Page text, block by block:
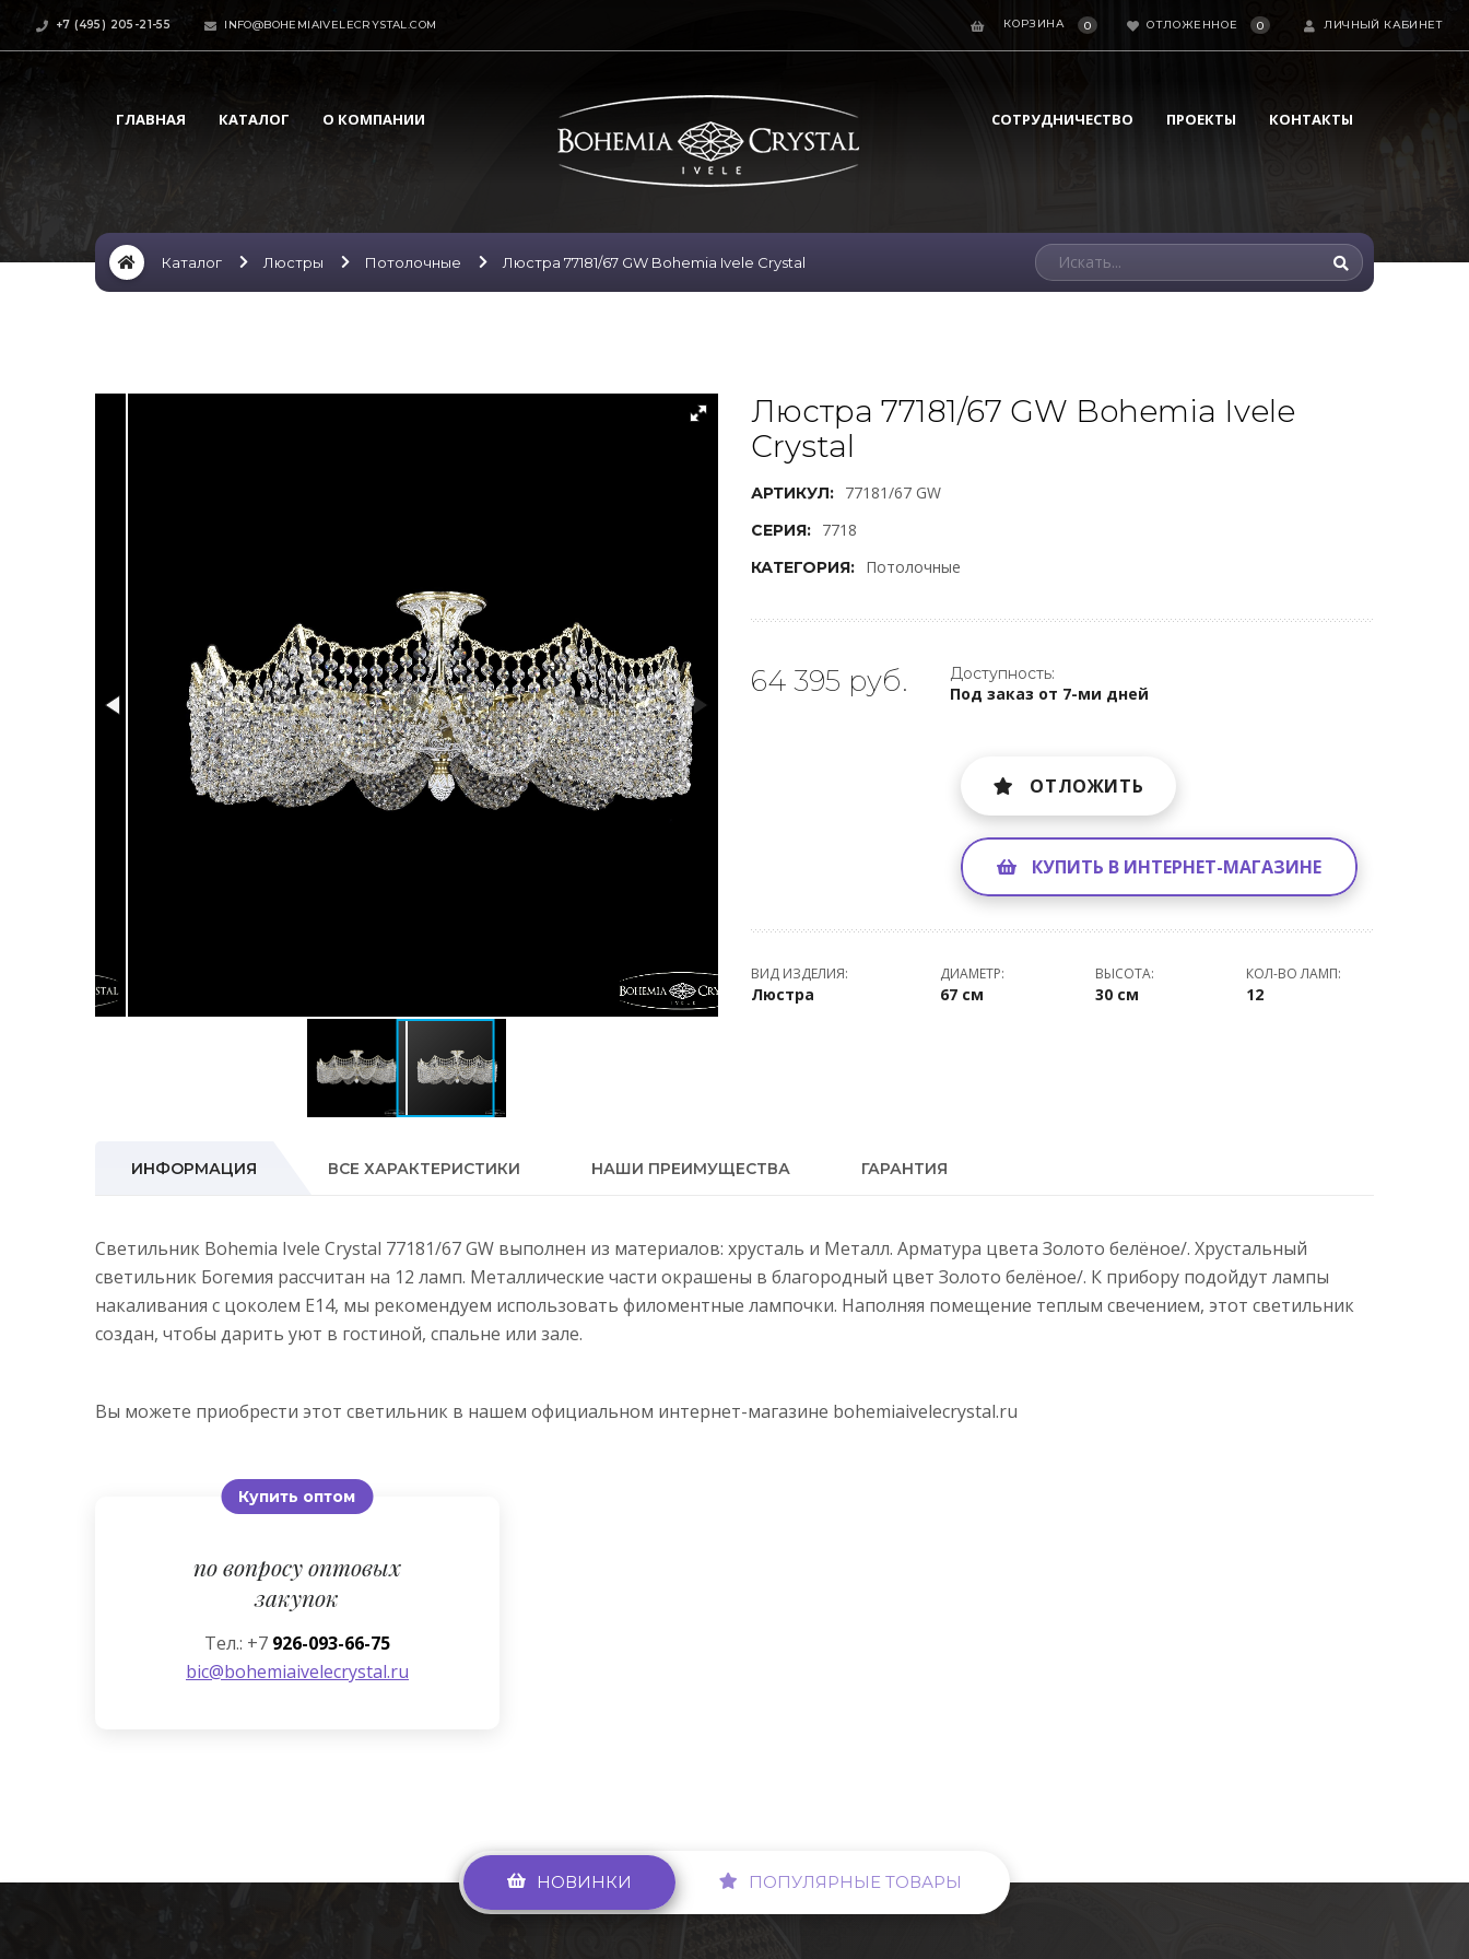
+7 (495) 205-21-55 INFO@BOHEMIAIVELECRYSTAL.COM КОРЗИНА 0 ОТЛОЖЕННОЕ 0 ЛИЧНЫЙ КАБИНЕТ
ГЛАВНАЯ КАТАЛОГ О КОМПАНИИ СОТРУДНИЧЕСТВО ПРОЕКТЫ КОНТАКТЫ
Каталог Люстры Потолочные Люстра 77181/67 GW Bohemia Ivele Crystal
Люстра 77181/67 GW Bohemia Ivele
Crystal
АРТИКУЛ: 77181/67 GW
СЕРИЯ: 7718
КАТЕГОРИЯ: Потолочные
64 395 руб. Доступность:
Под заказ от 7-ми дней
ОТЛОЖИТЬ
КУПИТЬ В ИНТЕРНЕТ-МАГАЗИНЕ
ВИД ИЗДЕЛИЯ:
Люстра
ДИАМЕТР:
67 см
ВЫСОТА:
30 см
КОЛ-ВО ЛАМП:
12
ИНФОРМАЦИЯ ВСЕ ХАРАКТЕРИСТИКИ НАШИ ПРЕИМУЩЕСТВА ГАРАНТИЯ
Светильник Bohemia Ivele Crystal 77181/67 GW выполнен из материалов: хрусталь и Металл. Арматура цвета Золото белёное/. Хрустальный
светильник Богемия рассчитан на 12 ламп. Металлические части окрашены в благородный цвет Золото белёное/. К прибору подойдут лампы
накаливания с цоколем E14, мы рекомендуем использовать филоментные лампочки. Наполняя помещение теплым свечением, этот светильник
создан, чтобы дарить уют в гостиной, спальне или зале.
Вы можете приобрести этот светильник в нашем официальном интернет-магазине bohemiaivelecrystal.ru
Купить оптом
по вопросу оптовых
закупок
Тел.: +7 926-093-66-75
bic@bohemiaivelecrystal.ru
НОВИНКИ ПОПУЛЯРНЫЕ ТОВАРЫ